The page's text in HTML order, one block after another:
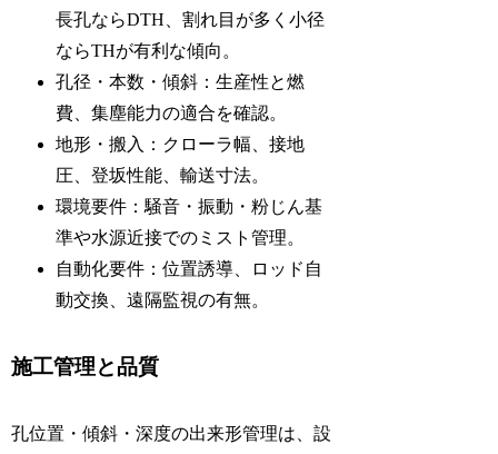
長孔ならDTH、割れ目が多く小径
ならTHが有利な傾向。
孔径・本数・傾斜：生産性と燃
費、集塵能力の適合を確認。
地形・搬入：クローラ幅、接地
圧、登坂性能、輸送寸法。
環境要件：騒音・振動・粉じん基
準や水源近接でのミスト管理。
自動化要件：位置誘導、ロッド自
動交換、遠隔監視の有無。
施工管理と品質
孔位置・傾斜・深度の出来形管理は、設